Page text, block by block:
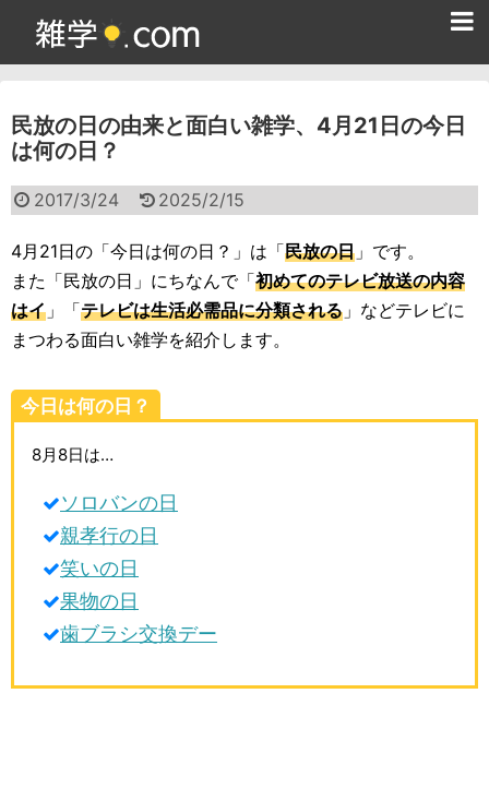
民放の日の由来と面白い雑学、4月21日の今日
は何の日？
2017/3/24 2025/2/15
4月21日の「今日は何の日？」は「民放の日 」です。
また「民放の日」にちなんで「初めてのテレビ放送の内容
はイ 」「テレビは生活必需品に分類される 」などテレビに
まつわる面白い雑学を紹介します。
今日は何の日？
8月8日は…
ソロバンの日
親孝行の日
笑いの日
果物の日
歯ブラシ交換デー
雑学クイズ問題集
面白い雑学
ためになる雑学
スポーツ雑学
動物雑学
歴史雑学
生活雑学
サイト情報